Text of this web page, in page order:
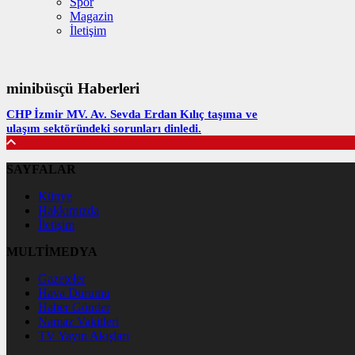
Magazin
İletişim
minibüsçü Haberleri
CHP İzmir MV. Av. Sevda Erdan Kılıç taşıma ve
ulaşım sektöründeki sorunları dinledi.
SAYFALAR
Künye
Hakkımızda
İletişim
MULTİMEDYA
Gazeteler
Hava Durumu
Haber Gönder
Namaz Vakitleri
TV Yayın Akışları